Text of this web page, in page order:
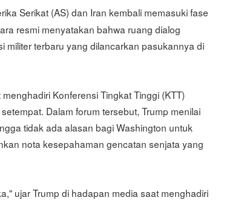
Serikat (AS) dan Iran kembali memasuki fase
resmi menyatakan bahwa ruang dialog
militer terbaru yang dilancarkan pasukannya di
Konferensi Tingkat Tinggi (KTT)
Dalam forum tersebut, Trump menilai
tidak ada alasan bagi Washington untuk
nota kesepahaman gencatan senjata yang
ujar Trump di hadapan media saat menghadiri